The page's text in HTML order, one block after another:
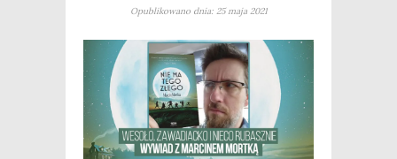
Opublikowano dnia: 25 maja 2021